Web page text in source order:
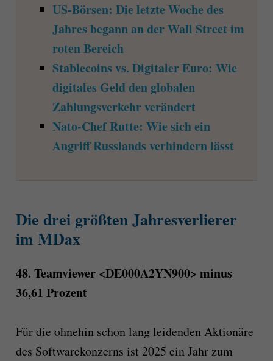
US-Börsen: Die letzte Woche des
Jahres begann an der Wall Street im
roten Bereich
Stablecoins vs. Digitaler Euro: Wie
digitales Geld den globalen
Zahlungsverkehr verändert
Nato-Chef Rutte: Wie sich ein
Angriff Russlands verhindern lässt
Die drei größten Jahresverlierer
im MDax
48. Teamviewer <DE000A2YN900> minus
36,61 Prozent
Für die ohnehin schon lang leidenden Aktionäre
des Softwarekonzerns ist 2025 ein Jahr zum